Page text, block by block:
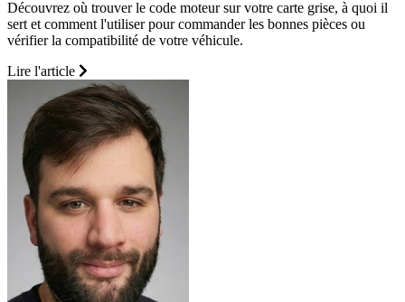
Découvrez où trouver le code moteur sur votre carte grise, à quoi il
sert et comment l'utiliser pour commander les bonnes pièces ou
vérifier la compatibilité de votre véhicule.
Lire l'article